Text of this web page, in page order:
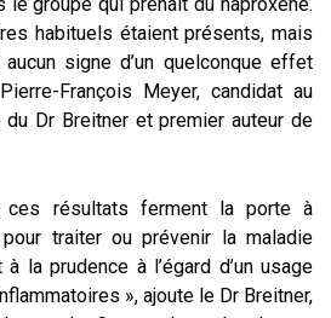
habituels étaient présents, mais
signe d’un quelconque effet
François Meyer, candidat au
Dr Breitner et premier auteur de
ces résultats ferment la porte à
traiter ou prévenir la maladie
à la prudence à l’égard d’un usage
», ajoute le Dr Breitner,